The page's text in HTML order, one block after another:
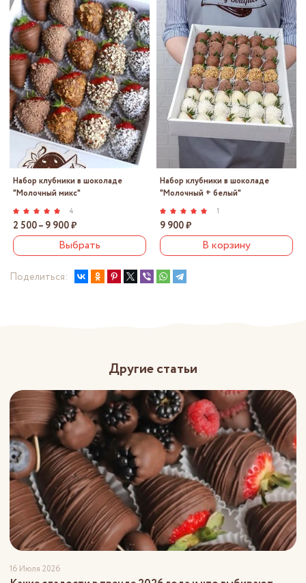
Набор клубники в шоколаде
"Молочный микс"
4
2 500 – 9 900 ₽
Выбрать
Набор клубники в шоколаде
"Молочный + белый"
1
9 900 ₽
В корзину
Поделиться:
Другие статьи
16 Июля 2026